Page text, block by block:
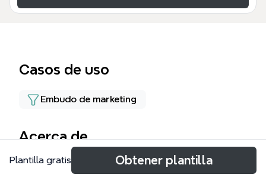
Casos de uso
Embudo de marketing
Acerca de
この「★レア★ LINEステップ 一週間」マインドマッ
Plantilla gratis Obtener plantilla